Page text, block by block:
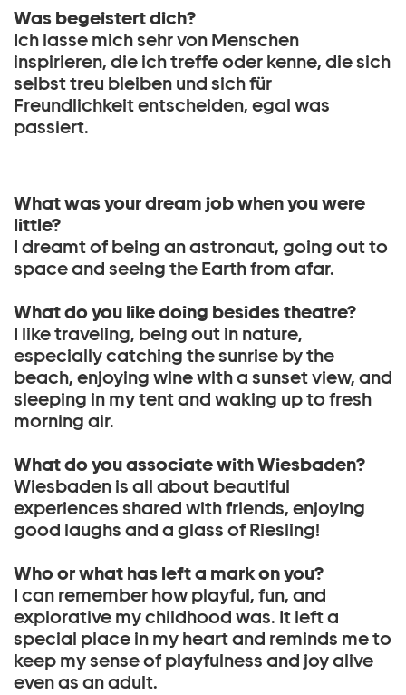
Was begeistert dich?
Ich lasse mich sehr von Menschen
inspirieren, die ich treffe oder kenne, die sich
selbst treu bleiben und sich für
Freundlichkeit entscheiden, egal was
passiert.
What was your dream job when you were
little?
I dreamt of being an astronaut, going out to
space and seeing the Earth from afar.
What do you like doing besides theatre?
I like traveling, being out in nature,
especially catching the sunrise by the
beach, enjoying wine with a sunset view, and
sleeping in my tent and waking up to fresh
morning air.
What do you associate with Wiesbaden?
Wiesbaden is all about beautiful
experiences shared with friends, enjoying
good laughs and a glass of Riesling!
Who or what has left a mark on you?
I can remember how playful, fun, and
explorative my childhood was. It left a
special place in my heart and reminds me to
keep my sense of playfulness and joy alive
even as an adult.